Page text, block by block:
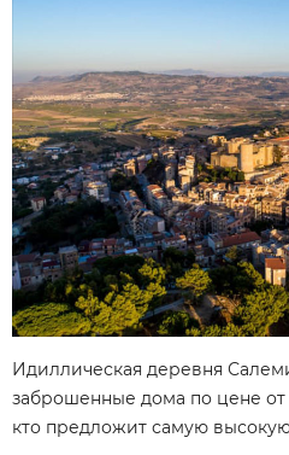
Идиллическая деревня
заброшенные дома по цене от
кто предложит самую